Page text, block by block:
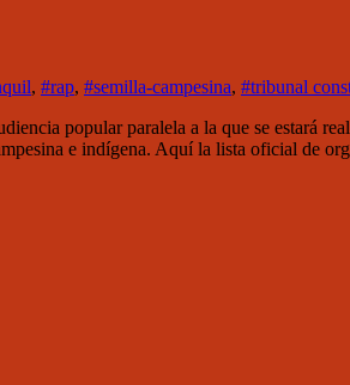
, #rap, #semilla-campesina, #tribunal
popular paralela a la que se estará
e indígena. Aquí la lista oficial de